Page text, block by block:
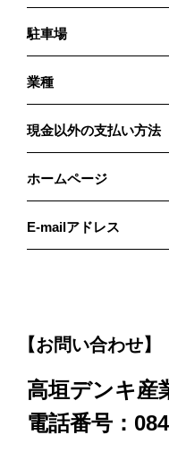
駐車場
業種
現金以外の支払い方法
ホームページ
E-mailアドレス
【お問い合わせ】
高垣デンキ産
電話番号：